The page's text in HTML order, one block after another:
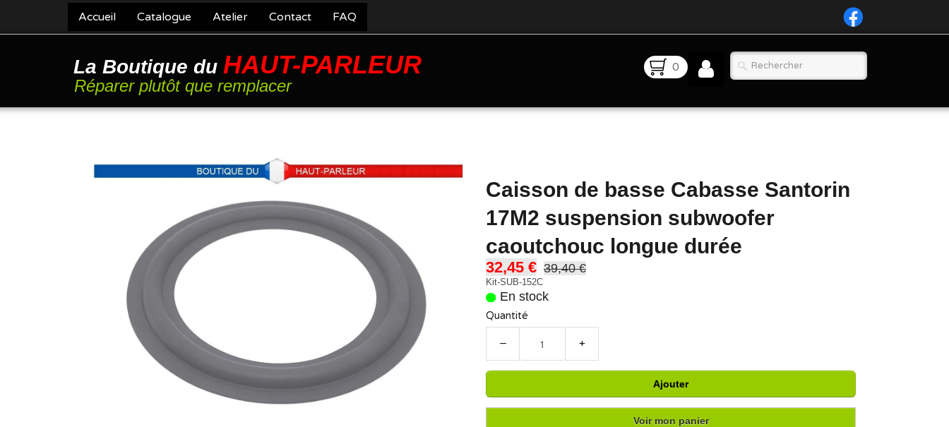
Accueil Catalogue Atelier Contact FAQ
La Boutique du HAUT-PARLEUR
Réparer plutôt que remplacer
0
Caisson de basse Cabasse Santorin
17M2 suspension subwoofer
caoutchouc longue durée
32,45 € 39,40 €
Kit-SUB-152C
En stock
Quantité
− +
Ajouter
Voir mon panier